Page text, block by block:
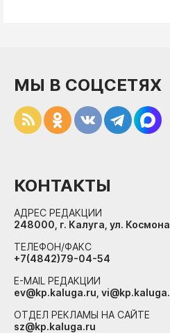
МЫ В СОЦСЕТЯХ
КОНТАКТЫ
АДРЕС РЕДАКЦИИ
248000, г. Калуга, ул.
ТЕЛЕФОН/ФАКС
+7(4842)79-04-54
E-MAIL РЕДАКЦИИ
ev@kp.kaluga.ru,
ОТДЕЛ РЕКЛАМЫ НА САЙТЕ
sz@kp.kaluga.ru